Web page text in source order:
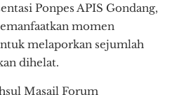
Ponpes APIS Gondang,
momen
melaporkan sejumlah
dihelat.
Masail Forum